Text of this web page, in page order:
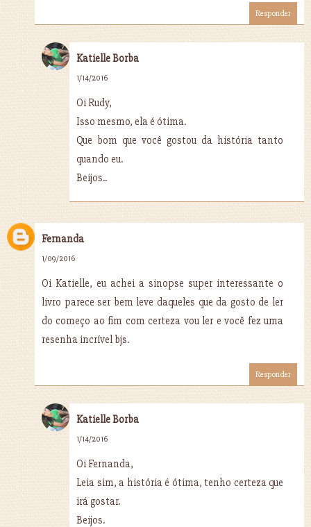
Responder
Katielle Borba
1/14/2016
Oi Rudy,
Isso mesmo, ela é ótima.
Que bom que você gostou da história tanto
quando eu.
Beijos..
Fernanda
1/09/2016
Oi Katielle, eu achei a sinopse super interessante o
livro parece ser bem leve daqueles que da gosto de ler
do começo ao fim com certeza vou ler e você fez uma
resenha incrível bjs.
Responder
Katielle Borba
1/14/2016
Oi Fernanda,
Leia sim, a história é ótima, tenho certeza que
irá gostar.
Beijos.